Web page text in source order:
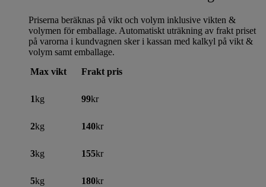
Priserna beräknas på vikt och volym inklusive vikten &
volymen för emballage. Automatiskt uträkning av frakt priset
på varorna i kundvagnen sker i kassan med kalkyl på vikt &
volym samt emballage.
Max vikt
Frakt pris
1kg 99kr
2kg 140kr
3kg 155kr
5kg 180kr